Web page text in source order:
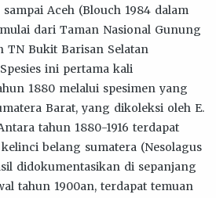
Aceh (Blouch 1984 dalam
dari Taman Nasional Gunung
TN Bukit Barisan Selatan
ini pertama kali
1880 melalui spesimen yang
Barat, yang dikoleksi oleh E.
tahun 1880-1916 terdapat
belang sumatera (Nesolagus
didokumentasikan di sepanjang
tahun 1900an, terdapat temuan